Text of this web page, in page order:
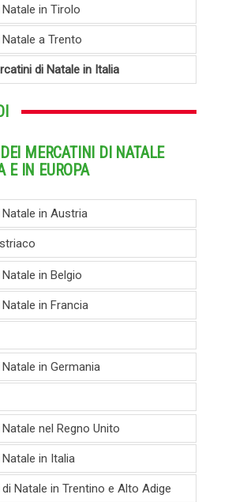
in Tirolo
a Trento
di Natale in Italia
MERCATINI DI NATALE
E IN EUROPA
in Austria
in Belgio
in Francia
in Germania
nel Regno Unito
in Italia
Natale in Trentino e Alto Adige